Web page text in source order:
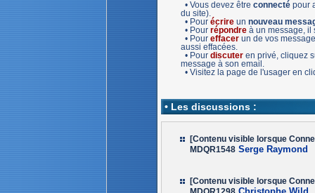
• Vous devez être connectépour
du site).
• Pour écrireun nouveau
• Pour répondreà un message, il
• Pour effacerun de vos
aussi effacées.
• Pour discuteren privé, cliquez
message à son email.
• Visitez la page de l'usager en
• Les discussions :
[Contenu visible lorsque
MDQR1548 Serge Raymond
[Contenu visible lorsque